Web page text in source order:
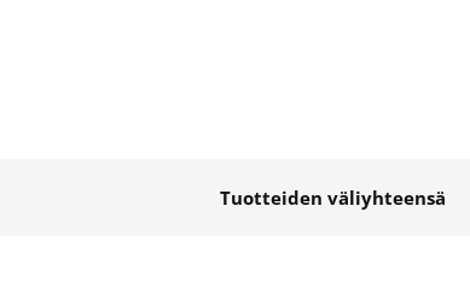
Tuotteiden väliyhteensä